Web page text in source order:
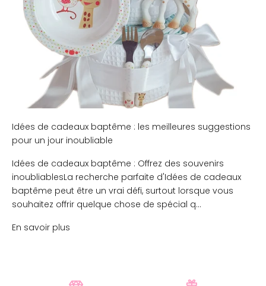
Idées de cadeaux baptême : les meilleures suggestions
pour un jour inoubliable
Idées de cadeaux baptême : Offrez des souvenirs
inoubliablesLa recherche parfaite d'Idées de cadeaux
baptême peut être un vrai défi, surtout lorsque vous
souhaitez offrir quelque chose de spécial q...
En savoir plus